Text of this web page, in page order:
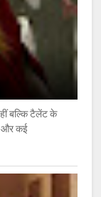
बल्कि टैलेंट के
और कई